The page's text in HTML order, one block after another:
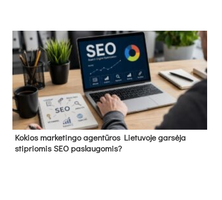
Kokios marketingo agentūros Lietuvoje garsėja
stipriomis SEO paslaugomis?